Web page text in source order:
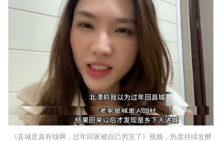
《县城是真有钱啊，过年回家被自己穷笑了》视频，热度持续发酵